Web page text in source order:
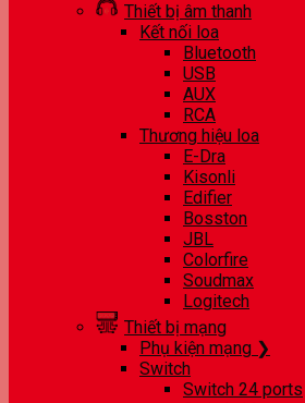
Thiết bị âm thanh
Kết nối loa
Bluetooth
USB
AUX
RCA
Thương hiệu loa
E-Dra
Kisonli
Edifier
Bosston
JBL
Colorfire
Soudmax
Logitech
Thiết bị mạng
Phụ kiện mạng ❯
Switch
Switch 24 ports